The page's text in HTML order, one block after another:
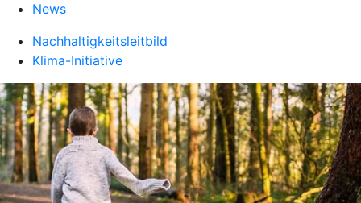
News
Nachhaltigkeitsleitbild
Klima-Initiative